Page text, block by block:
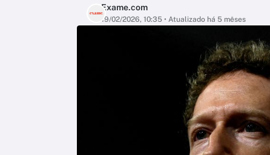
Exame.com
19/02/2026, 10:35 • Atualizado há 5 mêses